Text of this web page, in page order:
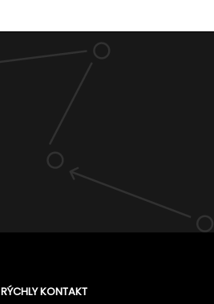
RÝCHLY KONTAKT